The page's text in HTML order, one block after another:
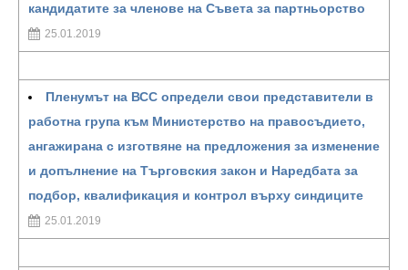
кандидатите за членове на Съвета за партньорство
25.01.2019
Пленумът на ВСС определи свои представители в
работна група към Министерство на правосъдието,
ангажирана с изготвяне на предложения за изменение
и допълнение на Търговския закон и Наредбата за
подбор, квалификация и контрол върху синдиците
25.01.2019